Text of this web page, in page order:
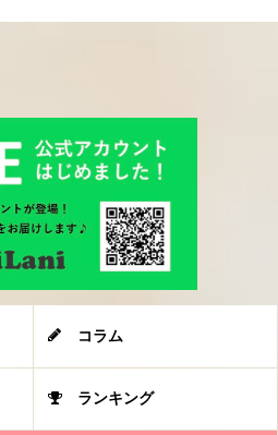
コラム
ランキング